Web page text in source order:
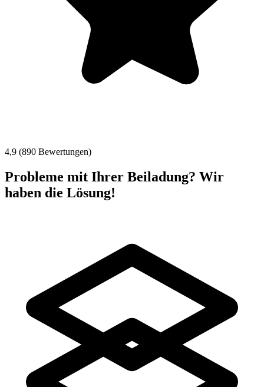
4,9 (890 Bewertungen)
Probleme mit Ihrer Beiladung? Wir
haben die Lösung!